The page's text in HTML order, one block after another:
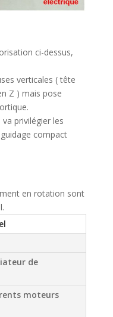
ci-dessus,
verticales ( tête
Z ) mais pose
privilégier les
compact
en rotation sont
de
moteurs